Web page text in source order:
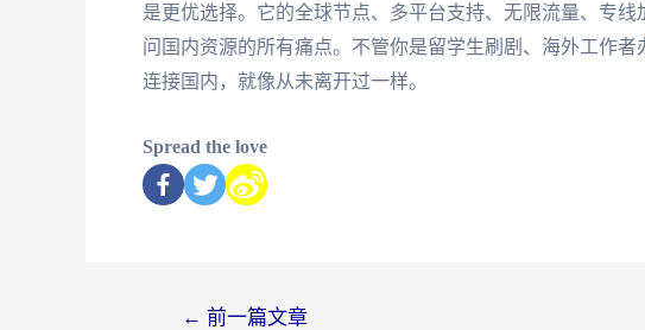
是更优选择。它的全球节点、多平台支持、无限流量、专
问国内资源的所有痛点。不管你是留学生刷剧、海外工作
连接国内，就像从未离开过一样。
Spread the love
← 前一篇文章